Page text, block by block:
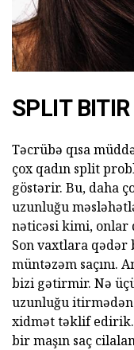
SPLIT
Təcrübə qısa
çox qadın split
göstərir. Bu, daha
uzunluğu
nəticəsi kimi, onlar
Son vaxtlara qədər
müntəzəm saçını.
bizi gətirmir. Nə
uzunluğu
xidmət təklif edirik.
bir maşın saç